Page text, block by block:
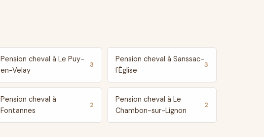
Pension cheval à Le Puy-
en-Velay
3
Pension cheval à Sanssac-
l'Église
3
Pension cheval à
Fontannes
2
Pension cheval à Le
Chambon-sur-Lignon
2